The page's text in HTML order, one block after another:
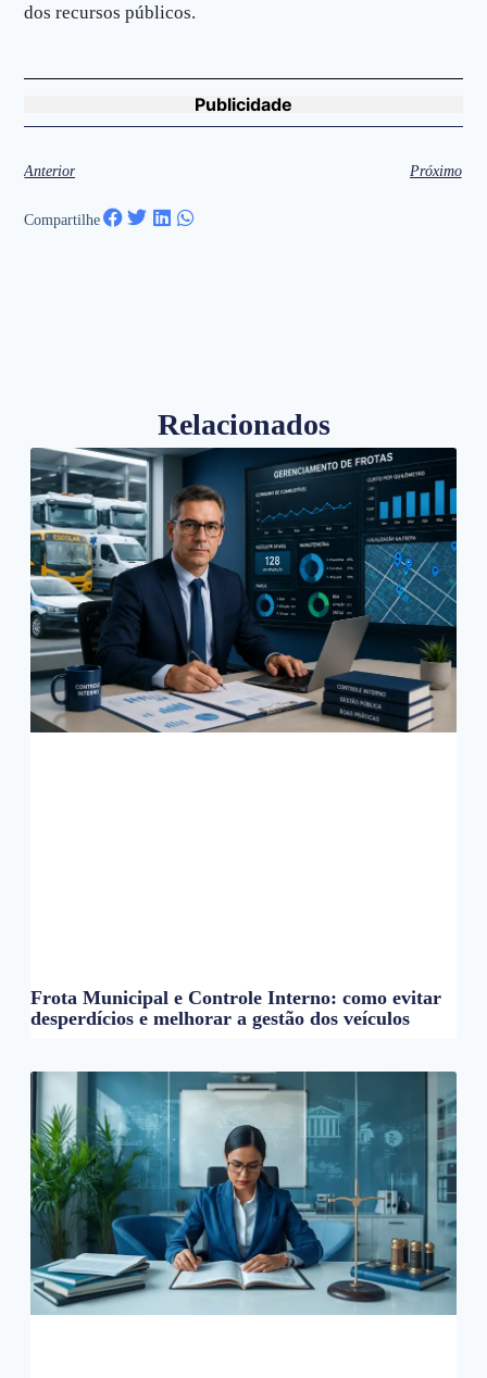
dos recursos públicos.
Publicidade
Anterior Próximo
Compartilhe
Relacionados
Frota Municipal e Controle Interno: como evitar
desperdícios e melhorar a gestão dos veículos